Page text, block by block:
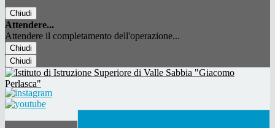
Chiudi
Attendere...
Attendere il completamento dell'operazione...
Chiudi
Chiudi